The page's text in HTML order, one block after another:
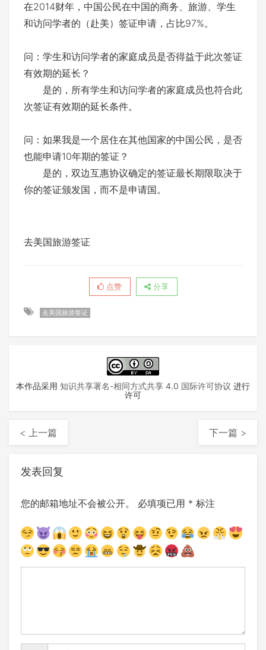
在2014财年，中国公民在中国的商务、旅游、学生
和访问学者的（赴美）签证申请，占比97%。
问：学生和访问学者的家庭成员是否得益于此次签证
有效期的延长？
是的，所有学生和访问学者的家庭成员也符合此
次签证有效期的延长条件。
问：如果我是一个居住在其他国家的中国公民，是否
也能申请10年期的签证？
是的，双边互惠协议确定的签证最长期限取决于
你的签证颁发国，而不是申请国。
去美国旅游签证
点赞 分享
去美国旅游签证
本作品采用 知识共享署名-相同方式共享 4.0 国际许可协议 进行
许可
< 上一篇 下一篇 >
发表回复
您的邮箱地址不会被公开。 必填项已用 * 标注